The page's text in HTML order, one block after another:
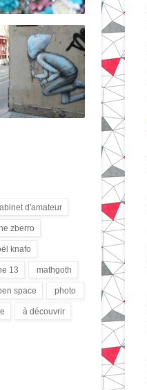
d'amateur
(12)zberro
knafo
(3)13
mathgoth
(24)
space
(1)
photo
(3)
à découvrir